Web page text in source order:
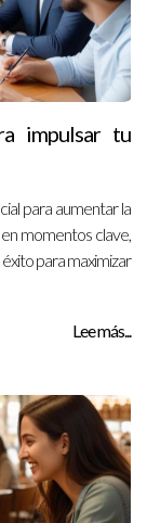
impulsar tu
para aumentar la
momentos clave,
para maximizar
Lee más...